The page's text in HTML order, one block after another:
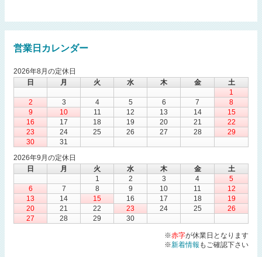
営業日カレンダー
2026年8月の定休日
日
月 火 水 木 金
土
1
2
3 4 5 6 7
8
9
10 11 12 13 14
15
16
17 18 19 20 21
22
23
24 25 26 27 28
29
30
31
2026年9月の定休日
日
月 火 水 木 金
土
1
2 3 4
5
6
7 8 9 10 11
12
13
14 15 16 17 18
19
20
21 22 23 24 25
26
27
28 29 30
※赤字が休業日となります
※新着情報 もご確認下さい